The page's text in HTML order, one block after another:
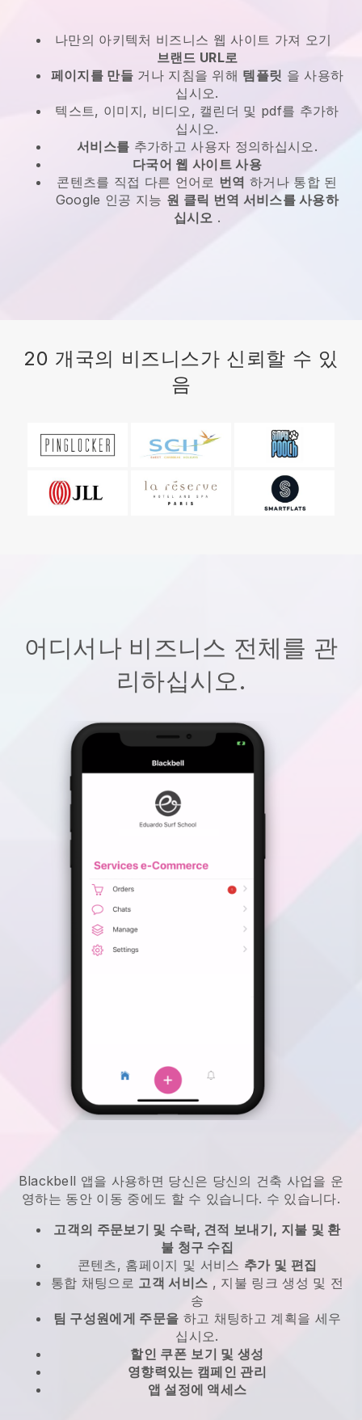
나만의 아키텍처 비즈니스 웹 사이트 가져 오기
브랜드 URL로
페이지를 만들거나 지침을 위해 템플릿 을 사용하
십시오.
텍스트, 이미지, 비디오, 캘린더 및 pdf를 추가하
십시오.
서비스를 추가하고 사용자 정의하십시오.
다국어 웹 사이트 사용
콘텐츠를 직접 다른 언어로 번역 하거나 통합 된
Google 인공 지능 원 클릭 번역 서비스를 사용하
십시오 .
20 개국의 비즈니스가 신뢰할 수 있
음
어디서나 비즈니스 전체를 관
리하십시오.
Blackbell 앱을 사용하면 당신은 당신의 건축 사업을 운
영하는 동안 이동 중에도 할 수 있습니다. 수 있습니다.
고객의 주문보기 및 수락, 견적 보내기, 지불 및 환
불 청구 수집
콘텐츠, 홈페이지 및 서비스 추가 및 편집
통합 채팅으로 고객 서비스 , 지불 링크 생성 및 전
송
팀 구성원에게 주문을 하고 채팅하고 계획을 세우
십시오.
할인 쿠폰 보기 및 생성
영향력있는 캠페인 관리
앱 설정에 액세스